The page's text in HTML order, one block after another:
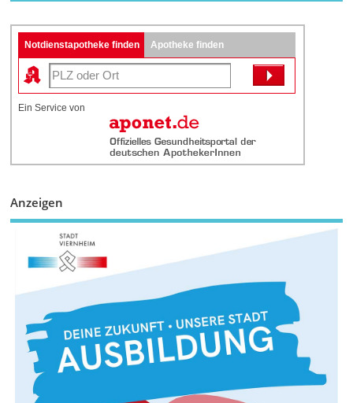
Notdienstapotheke finden Apotheke finden
Ein Service von
Anzeigen